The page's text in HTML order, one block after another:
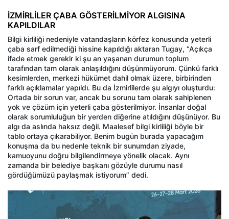
İZMİRLİLER ÇABA GÖSTERİLMİYOR ALGISINA
KAPILDILAR
Bilgi kirliliği nedeniyle vatandaşların körfez konusunda yeterli
çaba sarf edilmediği hissine kapıldığı aktaran Tugay, “Açıkça
ifade etmek gerekir ki şu an yaşanan durumun toplum
tarafından tam olarak anlaşıldığını düşünmüyorum. Çünkü farklı
kesimlerden, merkezi hükümet dahil olmak üzere, birbirinden
farklı açıklamalar yapıldı. Bu da İzmirlilerde şu algıyı oluşturdu:
Ortada bir sorun var, ancak bu sorunu tam olarak sahiplenen
yok ve çözüm için yeterli çaba gösterilmiyor. İnsanlar doğal
olarak sorumluluğun bir yerden diğerine atıldığını düşünüyor. Bu
algı da aslında haksız değil. Maalesef bilgi kirliliği böyle bir
tablo ortaya çıkarabiliyor. Benim bugün burada yapacağım
konuşma da bu nedenle teknik bir sunumdan ziyade,
kamuoyunu doğru bilgilendirmeye yönelik olacak. Aynı
zamanda bir belediye başkanı gözüyle durumu nasıl
gördüğümüzü paylaşmak istiyorum” dedi.